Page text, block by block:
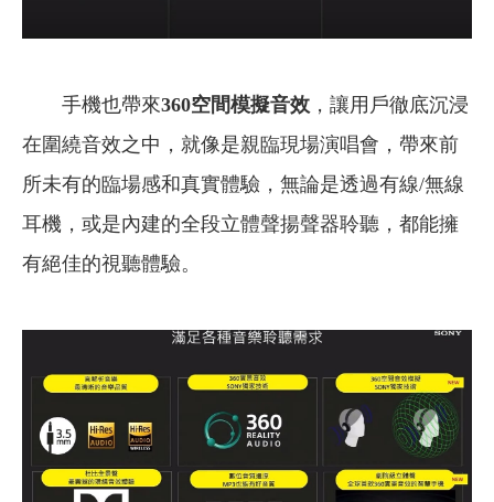
手機也帶來360空間模擬音效 ，讓用戶徹底沉浸
在圍繞音效之中，就像是親臨現場演唱會，帶來前
所未有的臨場感和真實體驗，無論是透過有線/無線
耳機，或是內建的全段立體聲揚聲器聆聽，都能擁
有絕佳的視聽體驗。